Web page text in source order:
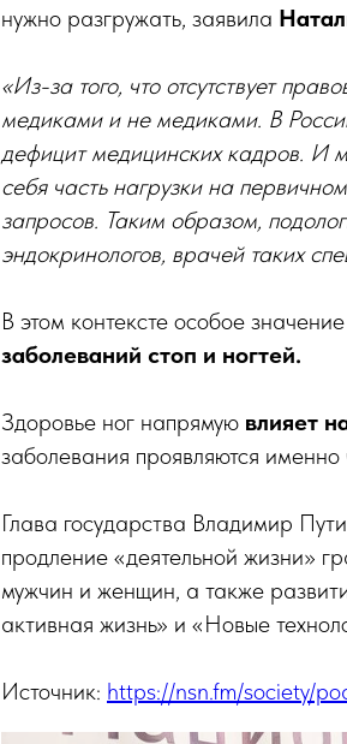
нужно разгружать, заявила
«Из-за того, что отсутствует
медиками и не медиками. В
дефицит медицинских кадров. И
себя часть нагрузки на
запросов. Таким образом,
эндокринологов, врачей таких
В этом контексте особое
заболеваний стоп и ногтей.
Здоровье ног напрямую влияет
заболевания проявляются
Глава государства Владимир
продление «деятельной жизни»
мужчин и женщин, а также
активная жизнь» и «Новые
Источник: https://nsn.fm/society/